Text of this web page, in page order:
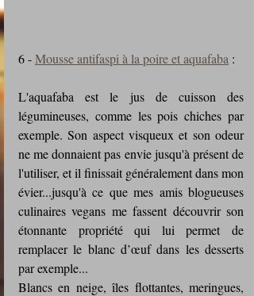
6 - Mousse antifaspi à la poire et aquafaba :
L'aquafaba est le jus de cuisson des
légumineuses, comme les pois chiches par
exemple. Son aspect visqueux et son odeur
ne me donnaient pas envie jusqu'à présent de
l'utiliser, et il finissait généralement dans mon
évier...jusqu'à ce que mes amis blogueuses
culinaires vegans me fassent découvrir son
étonnante propriété qui lui permet de
remplacer le blanc d’œuf dans les desserts
par exemple...
Blancs en neige, îles flottantes, meringues,